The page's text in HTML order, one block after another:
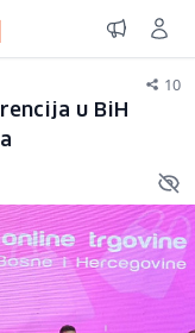
10
u BiH